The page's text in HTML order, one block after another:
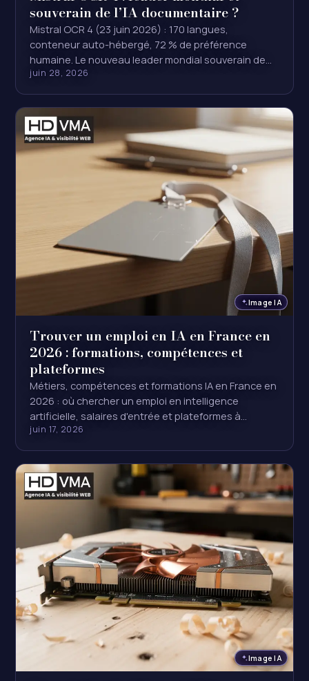
souverain de l’IA documentaire ?
Mistral OCR 4 (23 juin 2026) : 170 langues,
conteneur auto-hébergé, 72 % de préférence
humaine. Le nouveau leader mondial souverain de…
juin 28, 2026
Image IA
Trouver un emploi en IA en France en
2026 : formations, compétences et
plateformes
Métiers, compétences et formations IA en France en
2026 : où chercher un emploi en intelligence
artificielle, salaires d'entrée et plateformes à…
juin 17, 2026
Image IA